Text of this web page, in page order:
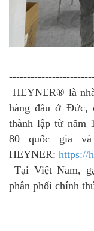
HEYNER® là
hàng đầu ở Đức,
thành lập từ năm
80 quốc gia
HEYNER: https://
Tại Việt Nam,
phân phối chính